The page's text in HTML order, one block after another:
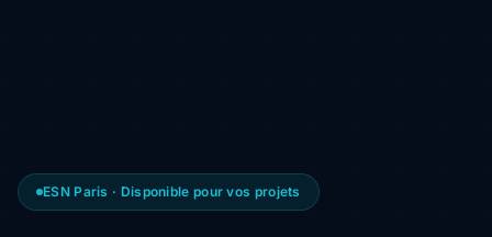
ESN Paris · Disponible pour vos projets